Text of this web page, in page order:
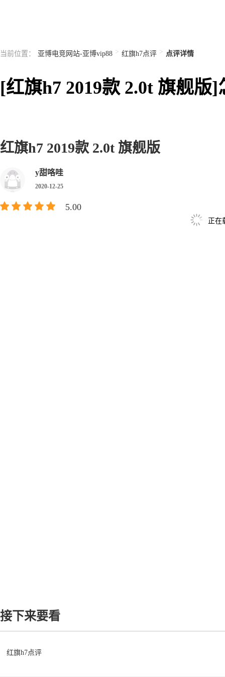
当前位置： 亚博电竞网站-亚博vip88 > 红旗h7点评 > 点评详情
[红旗h7 2019款 2.0t 旗舰
红旗h7 2019款 2.0t 旗舰版
y甜咯哇
2020-12-25
5.00
正在
接下来要看
红旗h7点评